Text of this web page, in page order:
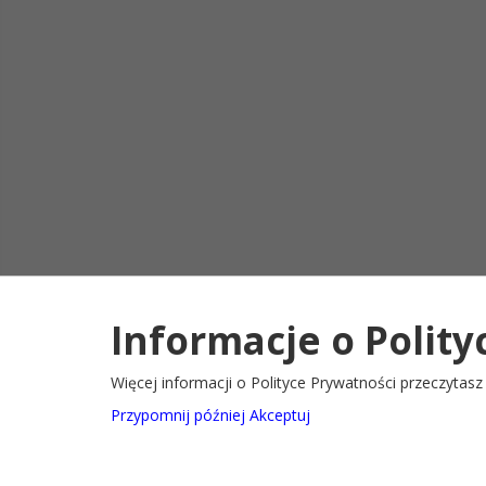
2022@ Oficjalny serwis internetowy Gminy Ryglice Deklaracja
Informacje o
Więcej informacji o Polityce Prywatności przeczytasz
Przypomnij później Akceptuj